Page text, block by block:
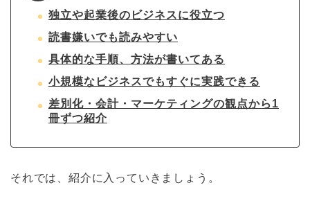
独立や起業後のビジネスに役立つ
読書嫌いでも読みやすい
具体的な手順、方法が書いてある
小規模なビジネスでもすぐに実践できる
差別化・会計・マーケティングの観点から1
冊ずつ紹介
それでは、紹介に入っていきましょう。